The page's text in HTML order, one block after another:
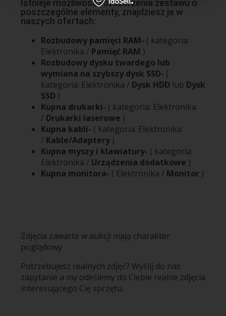
Istnieje możliwość rozszerzenia zestawu o
poszczególne elementy, znajdziesz je w
naszych ofertach:
Rozbudowy pamięci RAM- ( kategoria:
Elektronika / Pamięć RAM )
Rozbudowy dysku twardego lub
wymiana na szybszy dysk SSD- (
kategoria: Elektronika / Dysk HDD lub Dysk
SSD )
Kupna drukarki- ( kategoria: Elektronika
/ Drukarki laserowe )
Kupna kabli- ( kategoria: Elektronika
/ Kable/Adaptery )
Kupna myszy i klawiatury- ( kategoria:
Elektronika / Urządzenia dodatkowe )
Kupna monitora- ( Elektronika / Monitor )
Zdjęcia zawarte w aukcji mają charakter
poglądowy
Potrzebujesz realnych zdjęć? Wyślij do nas
zapytanie a my odeślemy do Ciebie realne zdjęcia
interesującego Cię sprzętu.